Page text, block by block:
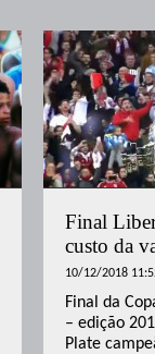
Final
custo da
10/12/2018
Final da
– edição
Plate